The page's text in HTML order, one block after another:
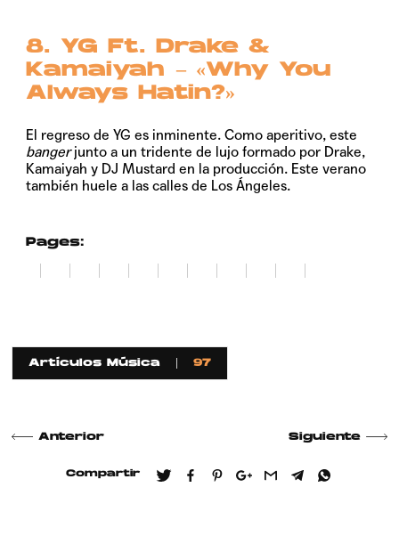
8. YG Ft. Drake &
Kamaiyah – «Why You
Always Hatin?»
El regreso de YG es inminente. Como aperitivo, este
bangerjunto a un tridente de lujo formado por Drake,
Kamaiyah y DJ Mustard en la producción. Este verano
también huele a las calles de Los Ángeles.
Pages:
2 3 4 5 6 7 8 9 10
Artículos Música 97
Anterior Siguiente
Compartir